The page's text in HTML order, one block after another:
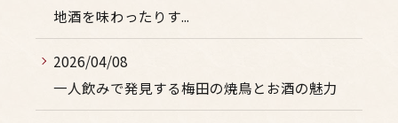
地酒を味わったりす...
2026/04/08
一人飲みで発見する梅田の焼鳥とお酒の魅力